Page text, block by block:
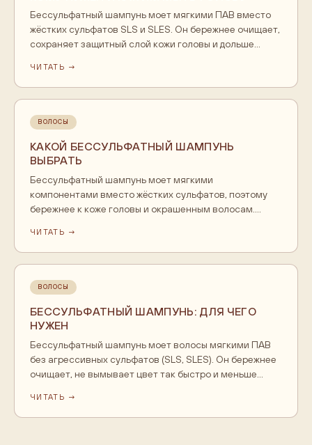
Бессульфатный шампунь моет мягкими ПАВ вместо
жёстких сульфатов SLS и SLES. Он бережнее очищает,
сохраняет защитный слой кожи головы и дольше
и чувствительным волосам, а ещё волосам после
кератина. Взамен хуже пенится и требует пары недель
на привыкание.
ЧИТАТЬ →
ВОЛОСЫ
КАКОЙ БЕССУЛЬФАТНЫЙ ШАМПУНЬ
ВЫБРАТЬ
Бессульфатный шампунь моет мягкими
компонентами вместо жёстких сульфатов, поэтому
бережнее к коже головы и окрашенным волосам.
увлажняющие и ухаживающие добавки, отсутствие
агрессивного спирта в начале списка. Такой шампунь
даёт меньше пены, это нормально. Мыть голову можно
по мере загрязнения.
ЧИТАТЬ →
ВОЛОСЫ
БЕССУЛЬФАТНЫЙ ШАМПУНЬ: ДЛЯ ЧЕГО
НУЖЕН
Бессульфатный шампунь моет волосы мягкими ПАВ
без агрессивных сульфатов (SLS, SLES). Он бережнее
очищает, не вымывает цвет так быстро и меньше
волосам, сухим и пушащимся, чувствительной коже
головы и тем, кто хочет реже мыть голову. Он меньше
ЧИТАТЬ →